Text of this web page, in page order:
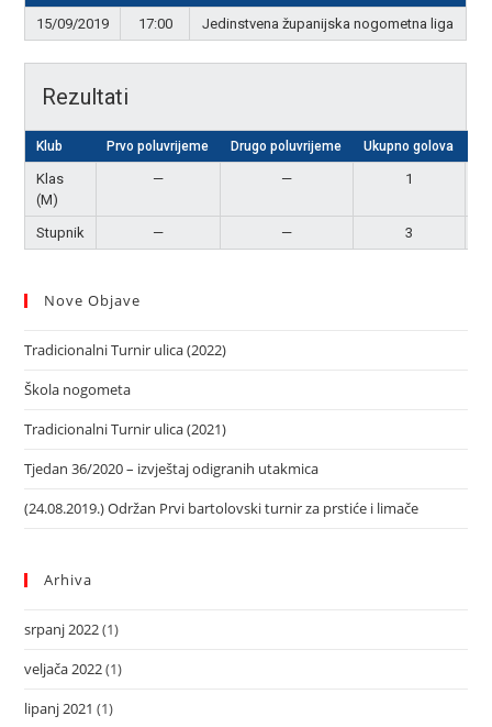
15/09/2019 17:00 Jedinstvena županijska nogometna liga
Rezultati
Klub Prvo poluvrijeme Drugo poluvrijeme Ukupno golova
Klas
(M)
— — 1
Stupnik — — 3
Nove Objave
Tradicionalni Turnir ulica (2022)
Škola nogometa
Tradicionalni Turnir ulica (2021)
Tjedan 36/2020 – izvještaj odigranih utakmica
(24.08.2019.) Održan Prvi bartolovski turnir za prstiće i limače
Arhiva
srpanj 2022(1)
veljača 2022(1)
lipanj 2021 (1)